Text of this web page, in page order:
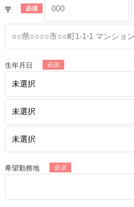
生年月日
希望勤務地